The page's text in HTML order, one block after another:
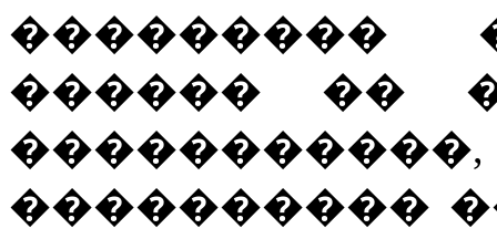
���������
������ ��
����������